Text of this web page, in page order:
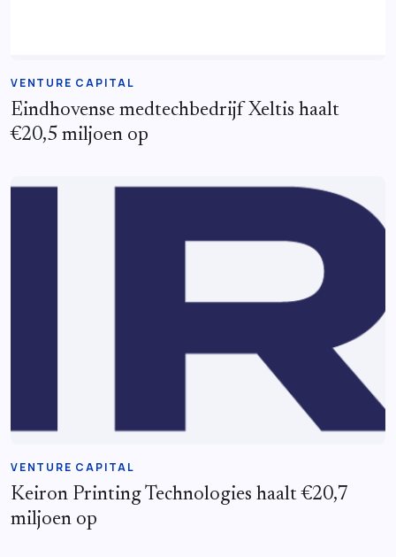
VENTURE CAPITAL
Eindhovense medtechbedrijf Xeltis haalt
€20,5 miljoen op
VENTURE CAPITAL
Keiron Printing Technologies haalt €20,7
miljoen op